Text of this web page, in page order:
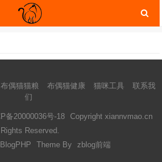
布偶猫猫粮 布偶猫健康 猫咪工具
联系我
们
备20000036号-18 Copyright xiannvmao.cn
Rights Reserved.
Theme By zblog前端